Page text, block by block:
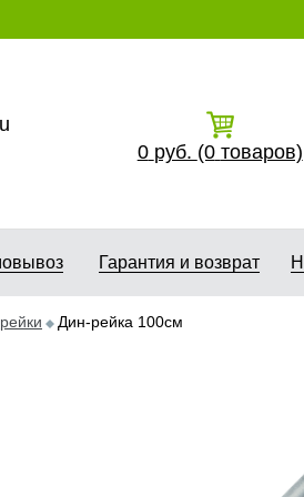
0 руб. (0 товаров)
Гарантия и возврат
Дин-рейка 100см